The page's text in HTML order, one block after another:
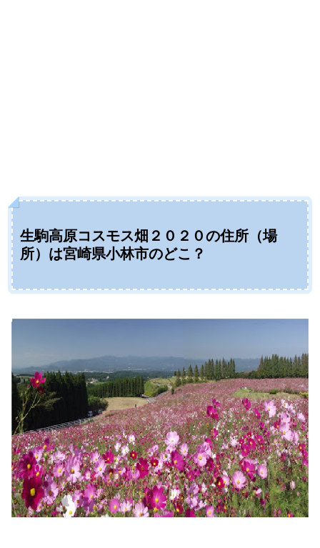
生駒高原コスモス畑２０２０の住所（場
所）は宮崎県小林市のどこ？